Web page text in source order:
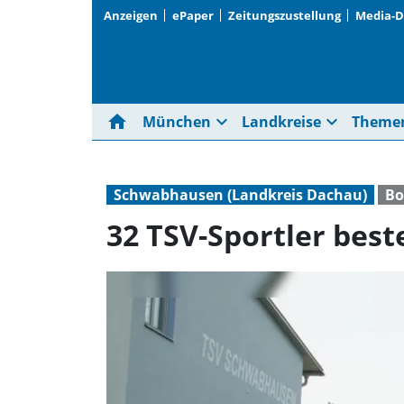
Anzeigen ePaper Zeitungszustellung Media-
home München expand_more Landkreise expand_more
Schwabhausen (Landkreis Dachau)
32 TSV-Sportler